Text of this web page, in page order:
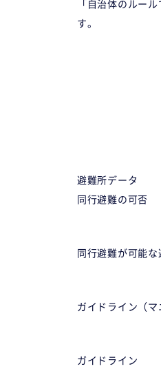
「自治体のルー
す。
避難所データ
同行避難の可否
同行避難が可能な
ガイドライン（
ガイドライン